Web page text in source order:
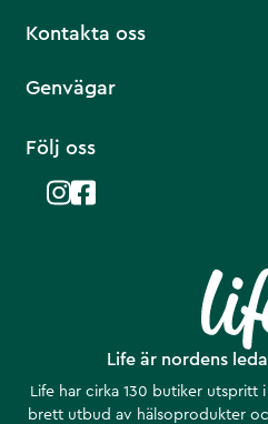
Life är nordens
Life har cirka 130 butiker
brett utbud av hälsoprodukter
Kontakta oss
Genvägar
Följ oss